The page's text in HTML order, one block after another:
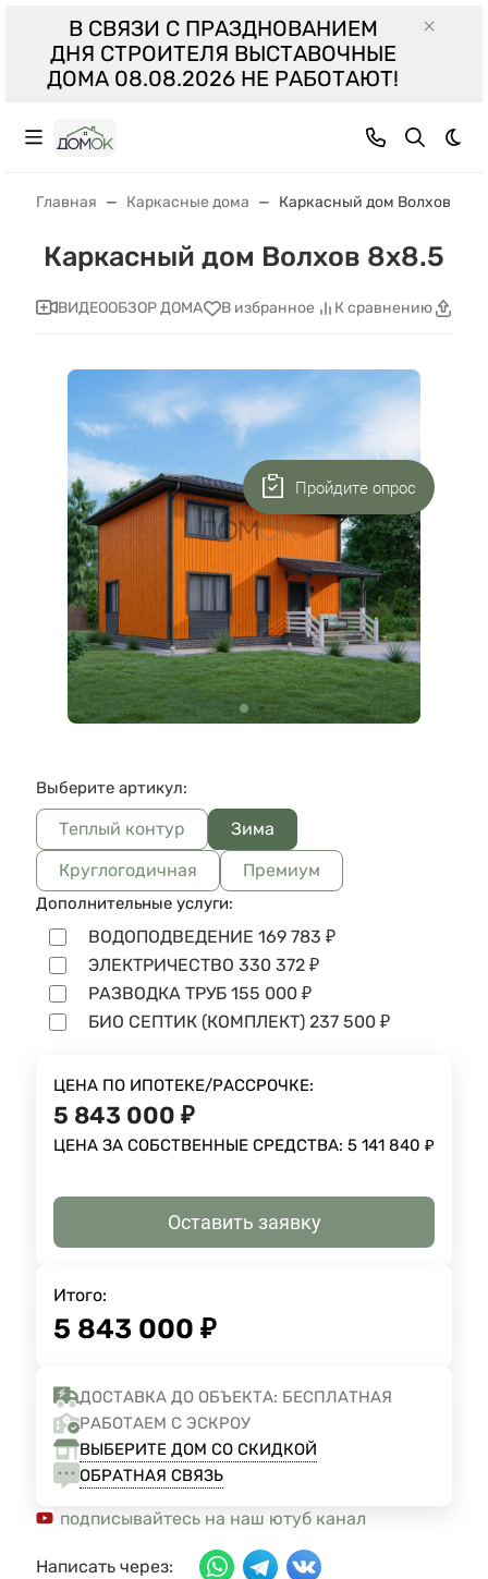
В СВЯЗИ С ПРАЗДНОВАНИЕМ
ДНЯ СТРОИТЕЛЯ ВЫСТАВОЧНЫЕ
ДОМА 08.08.2026 НЕ РАБОТАЮТ!
Главная Каркасные дома Каркасный дом Волхов
Каркасный дом Волхов 8x8.5
ВИДЕООБЗОР ДОМА В избранное К сравнению
Выберите артикул:
Теплый контур
Зима
Круглогодичная
Премиум
Дополнительные услуги:
ВОДОПОДВЕДЕНИЕ 169 783 ₽
ЭЛЕКТРИЧЕСТВО 330 372 ₽
РАЗВОДКА ТРУБ 155 000 ₽
БИО СЕПТИК (КОМПЛЕКТ) 237 500 ₽
ЦЕНА ПО ИПОТЕКЕ/РАССРОЧКЕ:
5 843 000 ₽
ЦЕНА ЗА СОБСТВЕННЫЕ СРЕДСТВА: 5 141 840 ₽
Оставить заявку
Итого:
5 843 000 ₽
ДОСТАВКА ДО ОБЪЕКТА: БЕСПЛАТНАЯ
РАБОТАЕМ С ЭСКРОУ
ВЫБЕРИТЕ ДОМ СО СКИДКОЙ
ОБРАТНАЯ СВЯЗЬ
подписывайтесь на наш ютуб канал
Написать через:
Пройдите опрос